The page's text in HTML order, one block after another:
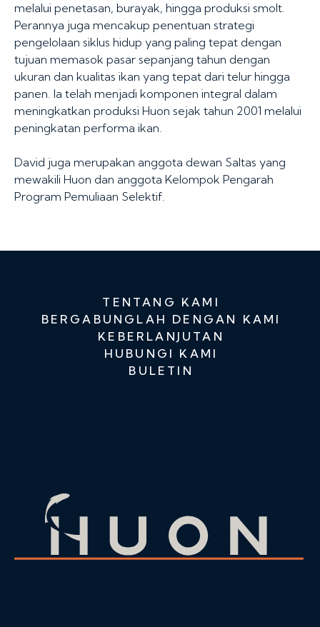
melalui penetasan, burayak, hingga produksi smolt.
Perannya juga mencakup penentuan strategi
pengelolaan siklus hidup yang paling tepat dengan
tujuan memasok pasar sepanjang tahun dengan
ukuran dan kualitas ikan yang tepat dari telur hingga
panen. Ia telah menjadi komponen integral dalam
meningkatkan produksi Huon sejak tahun 2001 melalui
peningkatan performa ikan.
David juga merupakan anggota dewan Saltas yang
mewakili Huon dan anggota Kelompok Pengarah
Program Pemuliaan Selektif.
TENTANG KAMI
BERGABUNGLAH DENGAN KAMI
KEBERLANJUTAN
HUBUNGI KAMI
BULETIN